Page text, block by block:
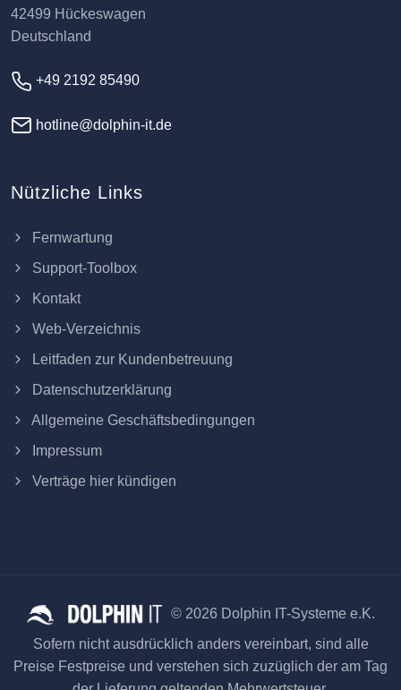
42499 Hückeswagen
Deutschland
+49 2192 85490
hotline@dolphin-it.de
Nützliche Links
Fernwartung
Support-Toolbox
Kontakt
Web-Verzeichnis
Leitfaden zur Kundenbetreuung
Datenschutzerklärung
Allgemeine Geschäftsbedingungen
Impressum
Verträge hier kündigen
© 2026 Dolphin IT-Systeme e.K.
Sofern nicht ausdrücklich anders vereinbart, sind alle
Preise Festpreise und verstehen sich zuzüglich der am Tag